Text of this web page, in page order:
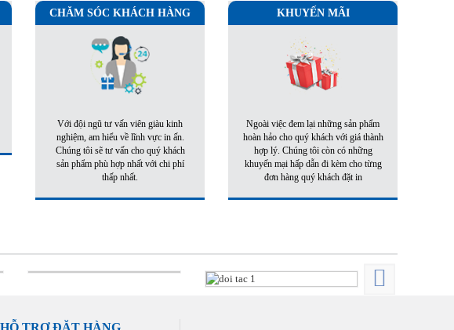
CHĂM SÓC KHÁCH HÀNG
Với đội ngũ tư vấn viên giàu kinh
nghiệm, am hiểu về lĩnh vực in ấn.
Chúng tôi sẽ tư vấn cho quý khách
sản phẩm phù hợp nhất với chi phí
thấp nhất.
KHUYẾN MÃI
Ngoài việc đem lại những sản phẩm
hoàn hảo cho quý khách với giá thành
hợp lý. Chúng tôi còn có những
khuyến mại hấp dẫn đi kèm cho từng
đơn hàng quý khách đặt in
HỖ TRỢ ĐẶT HÀNG